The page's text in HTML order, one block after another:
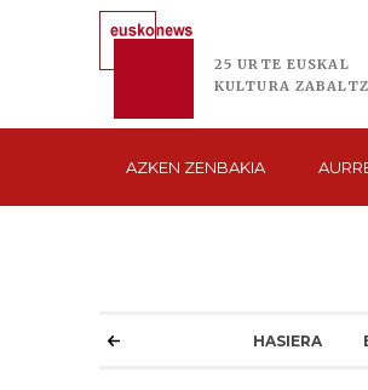
25 URTE EUSKAL
KULTURA
AZKEN ZENBAKIA
HASIERA